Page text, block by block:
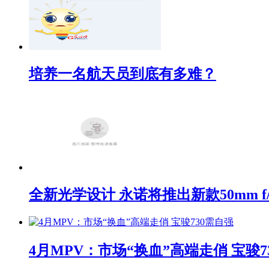
培养一名航天员到底有多难？
全新光学设计 永诺将推出新款50mm
4月MPV：市场“换血”高端走俏 宝骏